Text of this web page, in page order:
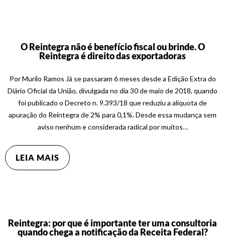
O Reintegra não é benefício fiscal ou brinde. O
Reintegra é direito das exportadoras
Por Murilo Ramos Já se passaram 6 meses desde a Edição Extra do
Diário Oficial da União, divulgada no dia 30 de maio de 2018, quando
foi publicado o Decreto n. 9.393/18 que reduziu a alíquota de
apuração do Reintegra de 2% para 0,1%. Desde essa mudança sem
aviso nenhum e considerada radical por muitos…
LEIA MAIS
Reintegra: por que é importante ter uma consultoria
quando chega a notificação da Receita Federal?